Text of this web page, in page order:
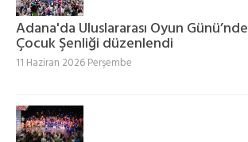
Adana'da Uluslararası Oyun Günü’nde
Çocuk Şenliği düzenlendi
11 Haziran 2026 Perşembe